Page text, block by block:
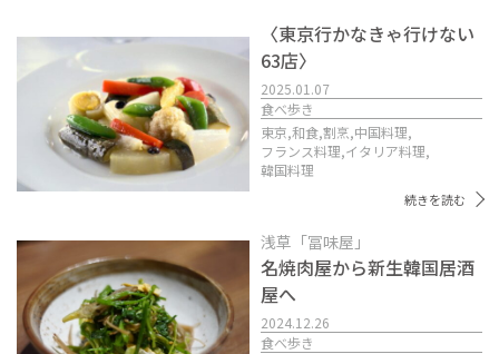
〈東京行かなきゃ行けない
63店〉
2025.01.07
食べ歩き
東京,和食,割烹,中国料理,
フランス料理,イタリア料理,
韓国料理
続きを読む
浅草「冨味屋」
名焼肉屋から新生韓国居酒
屋へ
2024.12.26
食べ歩き